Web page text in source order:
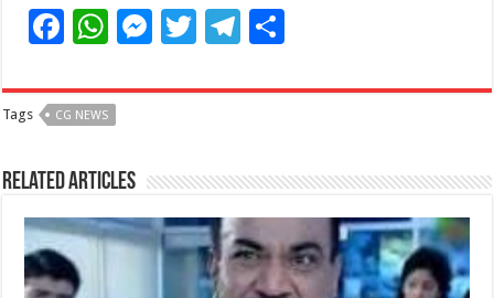
F
c
e
b
o
o
k
W
at
s
A
p
p
M
ss
n
g
e
T
itt
r
T
e
ra
m
ar
Tags CG NEWS
Related Articles